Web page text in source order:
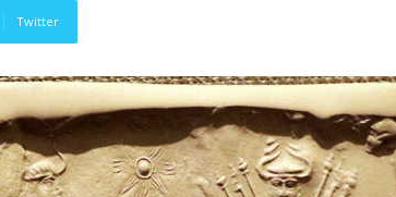
Twitter